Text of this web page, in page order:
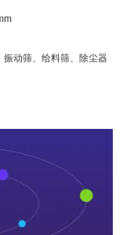
振动筛、给料筛、除尘器